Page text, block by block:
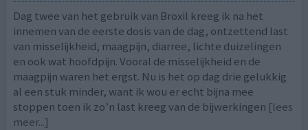
Dag twee van het gebruik van Broxil kreeg ik na het
innemen van de eerste dosis van de dag, ontzettend last
van misselijkheid, maagpijn, diarree, lichte duizelingen
en ook wat hoofdpijn. Vooral de misselijkheid en de
maagpijn waren het ergst. Nu is het op dag drie gelukkig
al een stuk minder, want ik wou er echt bijna mee
stoppen toen ik zo’n last kreeg van de bijwerkingen [lees
meer...]